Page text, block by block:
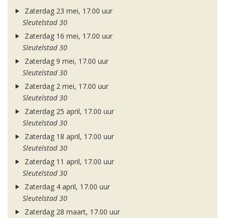
Zaterdag 23 mei, 17.00 uur
Sleutelstad 30
Zaterdag 16 mei, 17.00 uur
Sleutelstad 30
Zaterdag 9 mei, 17.00 uur
Sleutelstad 30
Zaterdag 2 mei, 17.00 uur
Sleutelstad 30
Zaterdag 25 april, 17.00 uur
Sleutelstad 30
Zaterdag 18 april, 17.00 uur
Sleutelstad 30
Zaterdag 11 april, 17.00 uur
Sleutelstad 30
Zaterdag 4 april, 17.00 uur
Sleutelstad 30
Zaterdag 28 maart, 17.00 uur